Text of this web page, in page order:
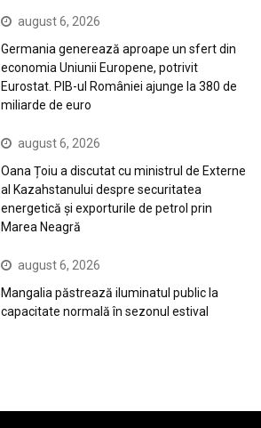
august 6, 2026
Germania generează aproape un sfert din
economia Uniunii Europene, potrivit
Eurostat. PIB-ul României ajunge la 380 de
miliarde de euro
august 6, 2026
Oana Țoiu a discutat cu ministrul de Externe
al Kazahstanului despre securitatea
energetică și exporturile de petrol prin
Marea Neagră
august 6, 2026
Mangalia păstrează iluminatul public la
capacitate normală în sezonul estival